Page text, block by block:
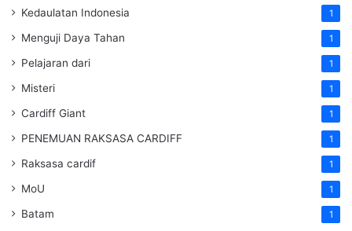
Kedaulatan Indonesia 1
Menguji Daya Tahan 1
Pelajaran dari 1
Misteri 1
Cardiff Giant 1
PENEMUAN RAKSASA CARDIFF 1
Raksasa cardif 1
MoU 1
Batam 1